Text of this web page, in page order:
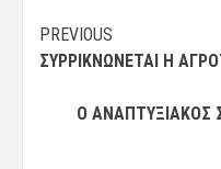
Post
navigation
PREVIOUS
ΣΥΡΡΙΚΝΏΝΕΤΑΙ Η
Ο ΑΝΑΠΤΥΞΙΑΚΌΣ